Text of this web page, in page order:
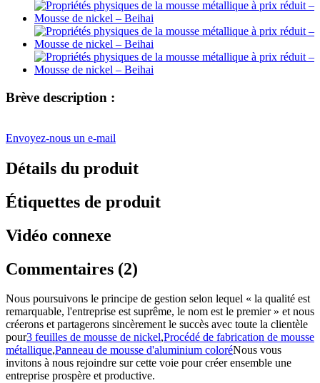
Brève description :
Envoyez-nous un e-mail
Détails du produit
Étiquettes de produit
Vidéo connexe
Commentaires (2)
Nous poursuivons le principe de gestion selon lequel « la qualité est
remarquable, l'entreprise est suprême, le nom est le premier » et nous
créerons et partagerons sincèrement le succès avec toute la clientèle
pour3 feuilles de mousse de nickel,Procédé de fabrication de mousse
métallique,Panneau de mousse d'aluminium coloréNous vous
invitons à nous rejoindre sur cette voie pour créer ensemble une
entreprise prospère et productive.